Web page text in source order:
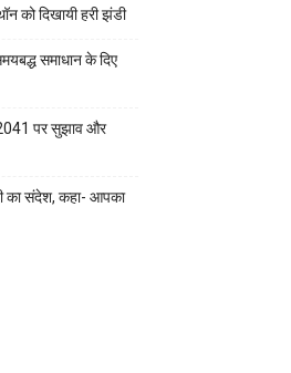
को दिखायी हरी झंडी
समाधान के दिए
2041 पर सुझाव और
का संदेश, कहा- आपका